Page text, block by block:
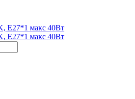
E27*1 макс 40Вт
E27*1 макс 40Вт